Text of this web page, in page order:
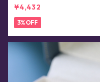
¥4,432
3%OFF